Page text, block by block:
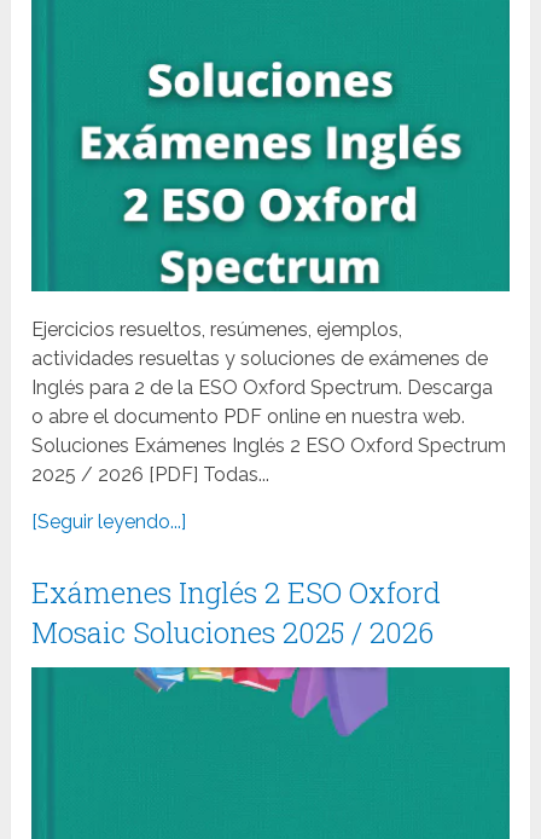
Ejercicios resueltos, resúmenes, ejemplos,
actividades resueltas y soluciones de exámenes de
Inglés para 2 de la ESO Oxford Spectrum. Descarga
o abre el documento PDF online en nuestra web.
Soluciones Exámenes Inglés 2 ESO Oxford Spectrum
2025 / 2026 [PDF] Todas...
[Seguir leyendo...]
Exámenes Inglés 2 ESO Oxford
Mosaic Soluciones 2025 / 2026